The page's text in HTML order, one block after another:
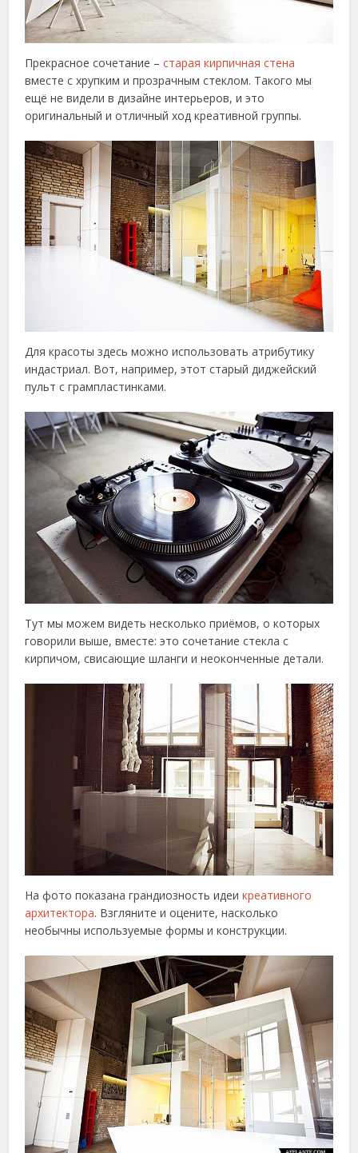
Прекрасное сочетание –старая кирпичная стена
вместе с хрупким и прозрачным стеклом. Такого мы
ещё не видели в дизайне интерьеров, и это
оригинальный и отличный ход креативной группы.
Для красоты здесь можно использовать атрибутику
индастриал. Вот, например, этот старый диджейский
пульт с грампластинками.
Тут мы можем видеть несколько приёмов, о которых
говорили выше, вместе: это сочетание стекла с
кирпичом, свисающие шланги и неоконченные детали.
На фото показана грандиозность идеикреативного
архитектора. Взгляните и оцените, насколько
необычны используемые формы и конструкции.